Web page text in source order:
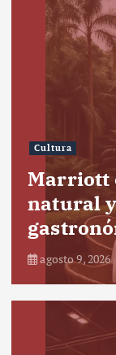
Cultura
Marriott
natural
agosto 9, 2026